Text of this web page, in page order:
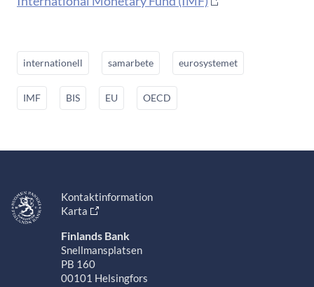
internationell samarbete eurosystemet
IMF BIS EU OECD
Kontaktinformation
Karta
Finlands Bank
Snellmansplatsen
PB 160
00101 Helsingfors